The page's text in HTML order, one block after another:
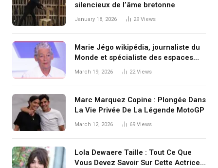
silencieux de l’âme bretonne
January 18, 2026 29 Views
Marie Jégo wikipédia, journaliste du
Monde et spécialiste des espaces
postsoviétiques : ce que révèle (et
March 19, 2026 22Views
Marc Marquez Copine : Plongée Dans
La Vie Privée De La Légende MotoGP
March 12, 2026 69 Views
Lola Dewaere Taille : Tout Ce Que
Vous Devez Savoir Sur Cette Actrice